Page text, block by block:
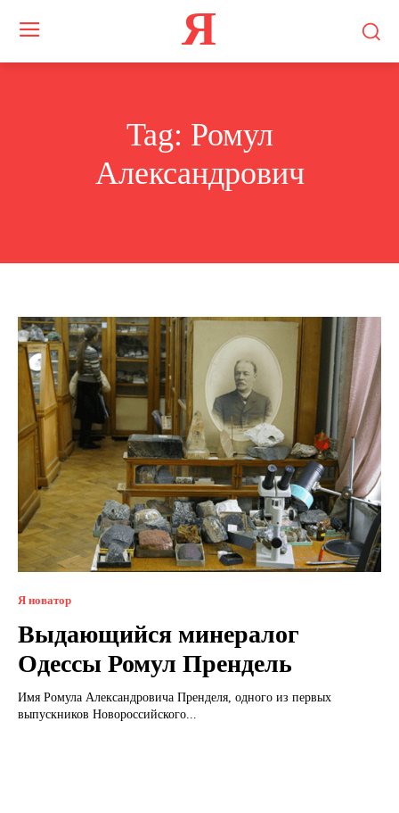
Я
Tag: Ромул
Александрович
Я новатор
Выдающийся минералог
Одессы Ромул Прендель
Имя Ромула Александровича Пренделя, одного из первых
выпускников Новороссийского...